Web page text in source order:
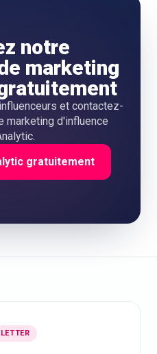
notre
marketing
et contactez-
marketing d'influence
gratuitement